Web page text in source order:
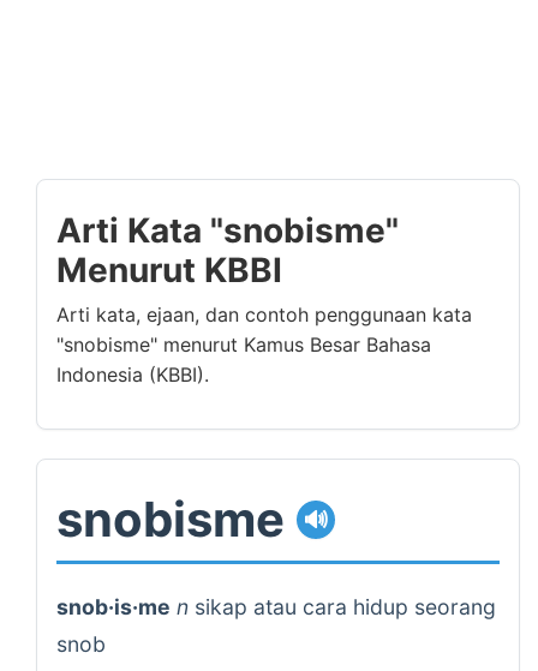
Arti Kata "snobisme"
Menurut KBBI
Arti kata, ejaan, dan contoh penggunaan kata
"snobisme" menurut Kamus Besar Bahasa
Indonesia (KBBI).
snobisme 🔊
snob·is·me n sikap atau cara hidup seorang
snob